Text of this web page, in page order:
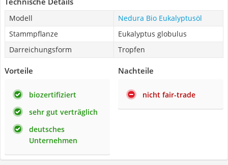
Modell
Nedura Bio Eukalyptusöl
Stammpflanze
Eukalyptus globulus
Darreichungsform
Tropfen
Vorteile
biozertifiziert
sehr gut verträglich
deutsches
Unternehmen
Nachteile
nicht fair-trade